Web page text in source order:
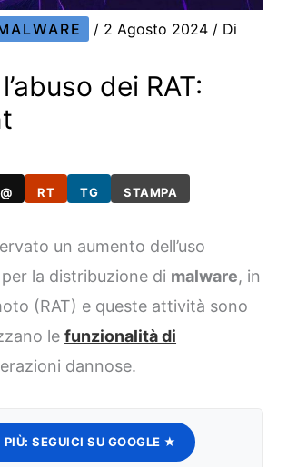
/ 2 Agosto 2024 / Di
dei RAT:
@ RT TG STAMPA
un aumento dell’uso
la distribuzione di malware, in
(RAT) e queste attività sono
lefunzionalità di
dannose.
PIÙ: SEGUICI SU GOOGLE ★